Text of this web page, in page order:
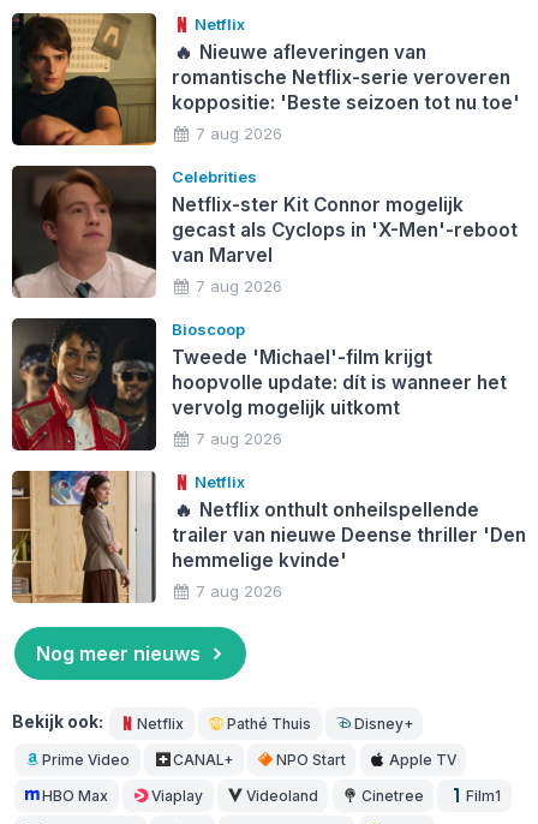
Netflix
🔥 Nieuwe afleveringen van
romantische Netflix-serie veroveren
koppositie: 'Beste seizoen tot nu toe'
7 aug 2026
Celebrities
Netflix-ster Kit Connor mogelijk
gecast als Cyclops in 'X-Men'-reboot
van Marvel
7 aug 2026
Bioscoop
Tweede 'Michael'-film krijgt
hoopvolle update: dít is wanneer het
vervolg mogelijk uitkomt
7 aug 2026
Netflix
🔥 Netflix onthult onheilspellende
trailer van nieuwe Deense thriller 'Den
hemmelige kvinde'
7 aug 2026
Nog meer nieuws
Bekijk ook: Netflix Pathé Thuis Disney+
Prime Video CANAL+ NPO Start Apple TV
HBO Max Viaplay Videoland Cinetree Film1